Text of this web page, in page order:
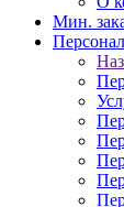
Мин.